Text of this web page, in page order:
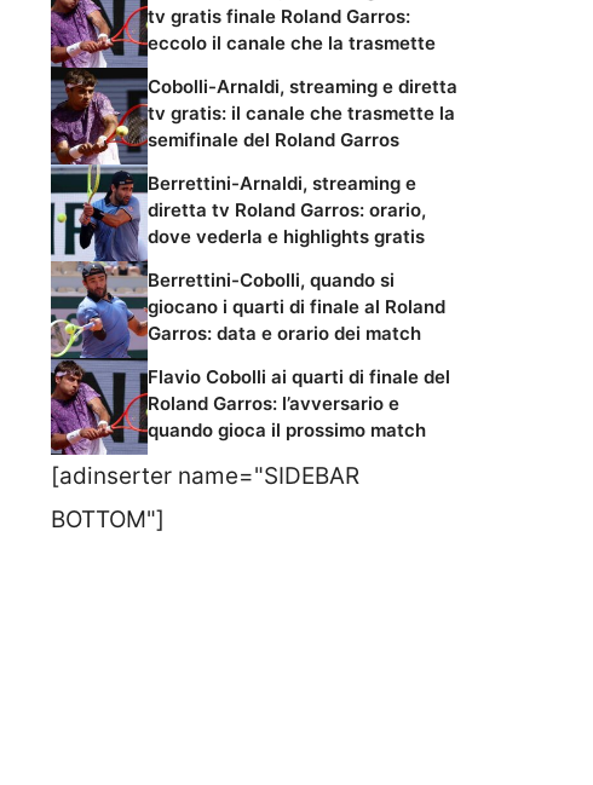
tv gratis finale Roland Garros:
eccolo il canale che la trasmette
Cobolli-Arnaldi, streaming e diretta
tv gratis: il canale che trasmette la
semifinale del Roland Garros
Berrettini-Arnaldi, streaming e
diretta tv Roland Garros: orario,
dove vederla e highlights gratis
Berrettini-Cobolli, quando si
giocano i quarti di finale al Roland
Garros: data e orario dei match
Flavio Cobolli ai quarti di finale del
Roland Garros: l’avversario e
quando gioca il prossimo match
[adinserter name="SIDEBAR
BOTTOM"]